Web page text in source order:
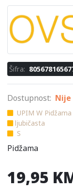
Šifra:
Dostupnost: Nije
UPIM W Pidžama
ljubičasta
S
Pidžama
19,95